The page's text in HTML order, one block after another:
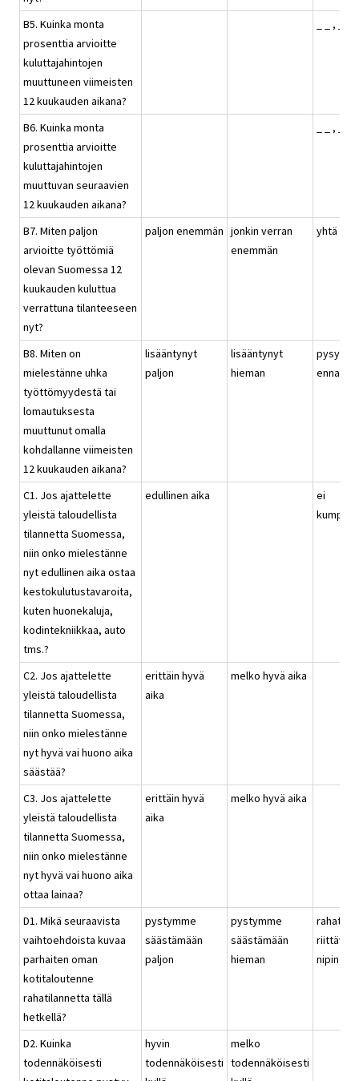
B5. Kuinka monta
prosenttia arvioitte
kuluttajahintojen
muuttuneen viimeisten
12 kuukauden aikana?
_ _ , _ %
B6. Kuinka monta
prosenttia arvioitte
kuluttajahintojen
muuttuvan seuraavien
12 kuukauden aikana?
_ _ , _ %
B7. Miten paljon
arvioitte työttömiä
olevan Suomessa 12
kuukauden kuluttua
verrattuna tilanteeseen
nyt?
paljon enemmän jonkin verran
enemmän
yhtä
B8. Miten on
mielestänne uhka
työttömyydestä tai
lomautuksesta
muuttunut omalla
kohdallanne viimeisten
12 kuukauden aikana?
lisääntynyt
paljon
lisääntynyt
hieman
pysynyt
C1. Jos ajattelette
yleistä taloudellista
tilannetta Suomessa,
niin onko mielestänne
nyt edullinen aika ostaa
kestokulutustavaroita,
kuten huonekaluja,
kodintekniikkaa, auto
tms.?
edullinen aika
ei
C2. Jos ajattelette
yleistä taloudellista
tilannetta Suomessa,
niin onko mielestänne
nyt hyvä vai huono aika
säästää?
erittäin hyvä
aika
melko hyvä aika
C3. Jos ajattelette
yleistä taloudellista
tilannetta Suomessa,
niin onko mielestänne
nyt hyvä vai huono aika
ottaa lainaa?
erittäin hyvä
aika
melko hyvä aika
D1. Mikä seuraavista
vaihtoehdoista kuvaa
parhaiten oman
kotitaloutenne
rahatilannetta tällä
hetkellä?
pystymme
säästämään
paljon
pystymme
säästämään
hieman
rahat
riittävät
nipin
D2. Kuinka
todennäköisesti
hyvin
todennäköisesti
melko
todennäköisesti